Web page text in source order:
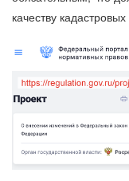
качеству